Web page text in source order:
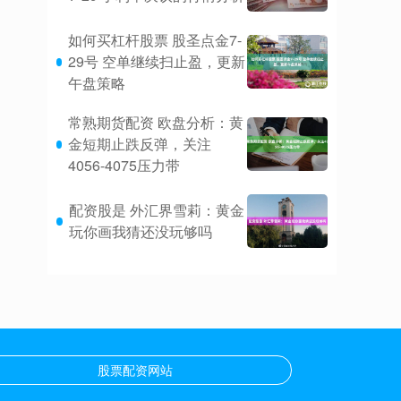
如何买杠杆股票 股圣点金7-
29号 空单继续扫止盈，更新
午盘策略
常熟期货配资 欧盘分析：黄
金短期止跌反弹，关注
4056-4075压力带
配资股是 外汇界雪莉：黄金
玩你画我猜还没玩够吗
股票配资网站